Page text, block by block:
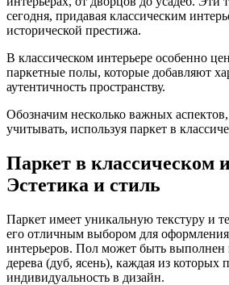
сегодня, придавая классическим
исторической престижа.
В классическом интерьере особенно
паркетные полы, которые добавляют
аутентичность пространству.
Обозначим несколько важных
учитывать, используя паркет в
Паркет в классическом
Эстетика и стиль
Паркет имеет уникальную текстуру и
его отличным выбором для оформления
интерьеров. Пол может быть выполнен
дерева (дуб, ясень), каждая из которых
индивидуальность в дизайн.